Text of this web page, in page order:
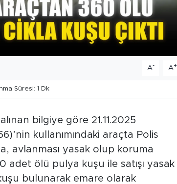
A- A+
Süresi: 1 Dk
bilgiye göre 21.11.2025
kullanımındaki araçta Polis
avlanması yasak olup koruma
adet ölü pulya kuşu ile satışı yasak
bulunarak emare olarak